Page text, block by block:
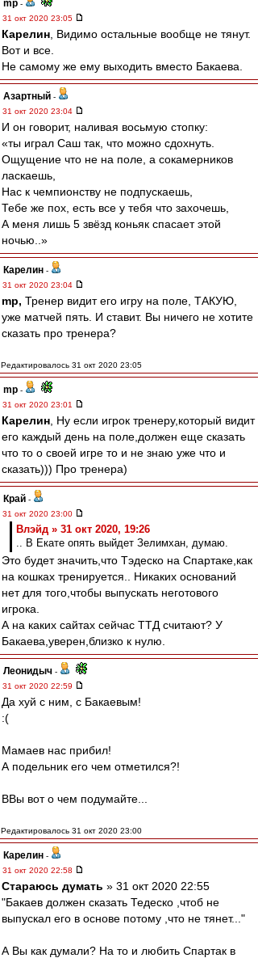
mp -
31 окт 2020 23:05
Карелин , Видимо остальные вообще не тянут.
Вот и все.
Не самому же ему выходить вместо Бакаева.
Азартный -
31 окт 2020 23:04
И он говорит, наливая восьмую стопку:
«ты играл Саш так, что можно сдохнуть.
Ощущение что не на поле, а сокамерников
ласкаешь,
Нас к чемпионству не подпускаешь,
Тебе же пох, есть все у тебя что захочешь,
А меня лишь 5 звёзд коньяк спасает этой
ночью..»
Карелин -
31 окт 2020 23:04
mp, Тренер видит его игру на поле, ТАКУЮ,
уже матчей пять. И ставит. Вы ничего не хотите
сказать про тренера?
Редактировалось 31 окт 2020 23:05
mp -
31 окт 2020 23:01
Карелин , Ну если игрок тренеру,который видит
его каждый день на поле,должен еще сказать
что то о своей игре то и не знаю уже что и
сказать))) Про тренера)
Край -
31 окт 2020 23:00
Влэйд » 31 окт 2020, 19:26
.. В Екате опять выйдет Зелимхан, думаю.
Это будет значить,что Тэдеско на Спартаке,как
на кошках тренируется.. Никаких оснований
нет для того,чтобы выпускать неготового
игрока.
А на каких сайтах сейчас ТТД считают? У
Бакаева,уверен,близко к нулю.
Леонидыч -
31 окт 2020 22:59
Да хуй с ним, с Бакаевым!
:(
Мамаев нас прибил!
А подельник его чем отметился?!
ВВы вот о чем подумайте...
Редактировалось 31 окт 2020 23:00
Карелин -
31 окт 2020 22:58
Стараюсь думать » 31 окт 2020 22:55
"Бакаев должен сказать Тедеско ,чтоб не
выпускал его в основе потому ,что не тянет..."
А Вы как думали? На то и любить Спартак в